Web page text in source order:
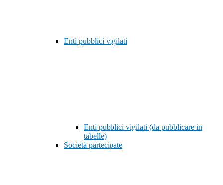
Enti pubblici vigilati
Enti pubblici vigilati (da pubblicare in
tabelle)
Società partecipate